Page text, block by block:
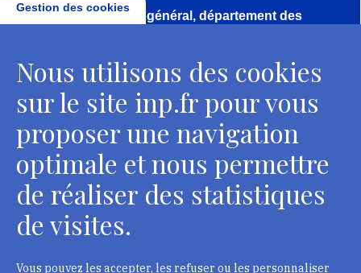
Direction, secrétariat général, département des
2 rue Vivienne - 75002 Paris
Tél. : + 33 1 44 41 16 41
Contacts
Département des restaurateurs
124 rue Henri Barbusse - 93300 Aubervilliers
Gestion des cookies
Nous utilisons des cookies
sur le site inp.fr pour vous
proposer une navigation
optimale et nous permettre
de réaliser des statistiques
de visites.
Vous pouvez les accepter, les refuser ou les personnaliser